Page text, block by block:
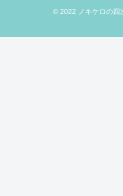
© 2022 ノキケロの四